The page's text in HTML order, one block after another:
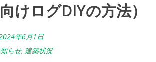
けログDIYの方法）
年6月1日
らせ, 建築状況